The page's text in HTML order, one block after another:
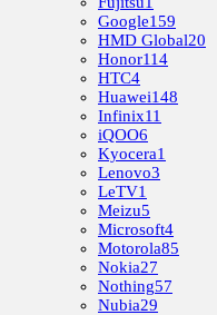
Google159
HMD Global20
Honor114
HTC4
Huawei148
Infinix11
iQOO6
Kyocera1
Lenovo3
LeTV1
Meizu5
Microsoft4
Motorola85
Nokia27
Nothing57
Nubia29